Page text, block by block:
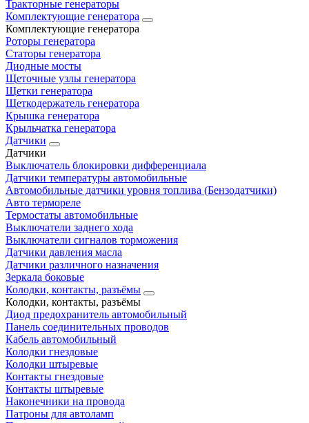
Тракторные генераторы
Комплектующие генератора
Комплектующие генератора
Роторы генератора
Статоры генератора
Диодные мосты
Щеточные узлы генератора
Щетки генератора
Щеткодержатель генератора
Крышка генератора
Крыльчатка генератора
Датчики
Датчики
Выключатель блокировки дифференциала
Датчики температуры автомобильные
Автомобильные датчики уровня топлива (Бензодатчики)
Авто термореле
Термостаты автомобильные
Выключатели заднего хода
Выключатели сигналов торможения
Датчики давления масла
Датчики различного назначения
Зеркала боковые
Колодки, контакты, разъёмы
Колодки, контакты, разъёмы
Диод предохранитель автомобильный
Панель соединительных проводов
Кабель автомобильный
Колодки гнездовые
Колодки штыревые
Контакты гнездовые
Контакты штыревые
Наконечники на провода
Патроны для автоламп